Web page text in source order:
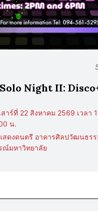
Night II:
สาร์ที่ 22 สิงหาคม 2569 เวลา
น.
สดงดนตรี อาคารศิลปวัฒนธรร
ณ์มหาวิทยาลัย